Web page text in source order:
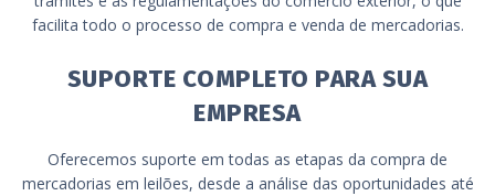
facilita todo o processo de compra e venda de mercadorias.
SUPORTE COMPLETO PARA SUA
EMPRESA
Oferecemos suporte em todas as etapas da compra de
mercadorias em leilões, desde a análise das oportunidades até